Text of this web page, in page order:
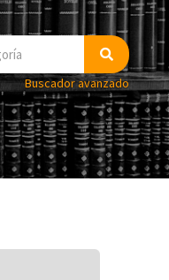
Buscador avanzado